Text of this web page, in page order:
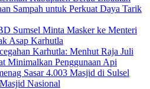
Sampah untuk Perkuat Daya Tarik
Sumsel Minta Masker ke Menteri
Asap Karhutla
Karhutla: Menhut Raja Juli
Minimalkan Penggunaan Api
Sasar 4.003 Masjid di Sulsel
Nasional